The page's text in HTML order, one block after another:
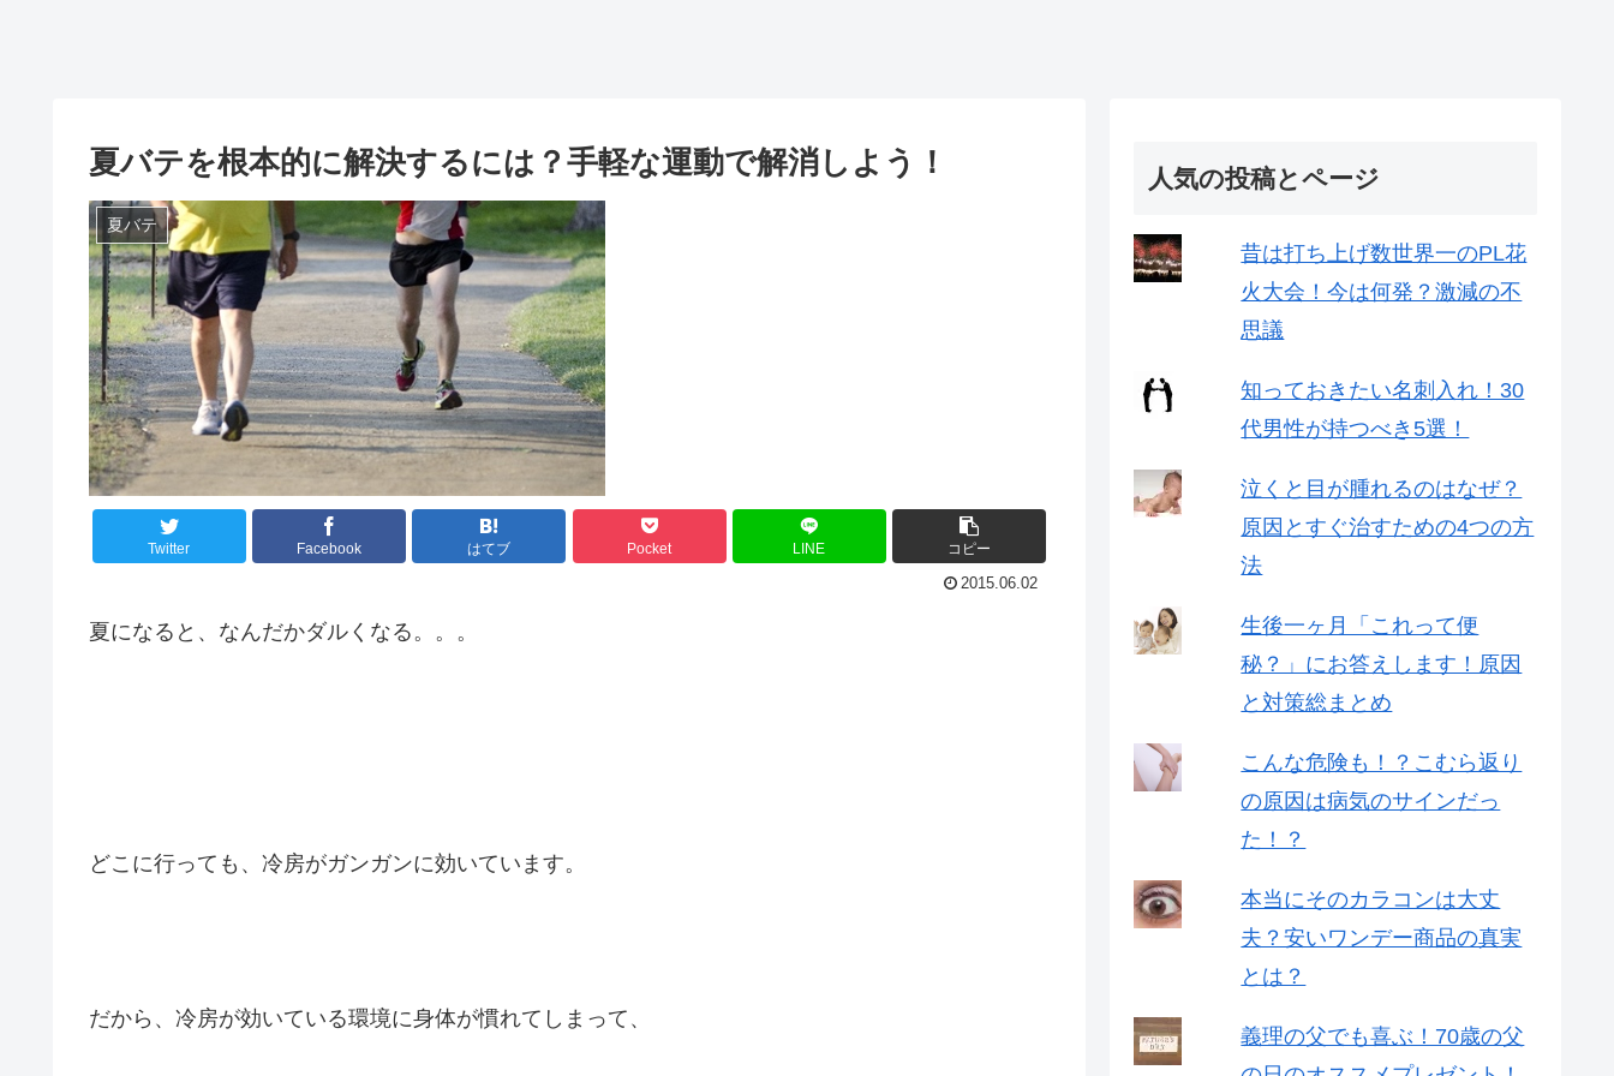
夏バテを根本的に解決するには？手軽な運動で解消しよう！
夏バテ
Twitter Facebook はてブ Pocket LINE コピー
2015.06.02
夏になると、なんだかダルくなる。。。
どこに行っても、冷房がガンガンに効いています。
だから、冷房が効いている環境に身体が慣れてしまって、
人気の投稿とページ
昔は打ち上げ数世界一のPL花
火大会！今は何発？激減の不
思議
知っておきたい名刺入れ！30
代男性が持つべき5選！
泣くと目が腫れるのはなぜ？
原因とすぐ治すための4つの方
法
生後一ヶ月「これって便
秘？」にお答えします！原因
と対策総まとめ
こんな危険も！？こむら返り
の原因は病気のサインだっ
た！？
本当にそのカラコンは大丈
夫？安いワンデー商品の真実
とは？
義理の父でも喜ぶ！70歳の父